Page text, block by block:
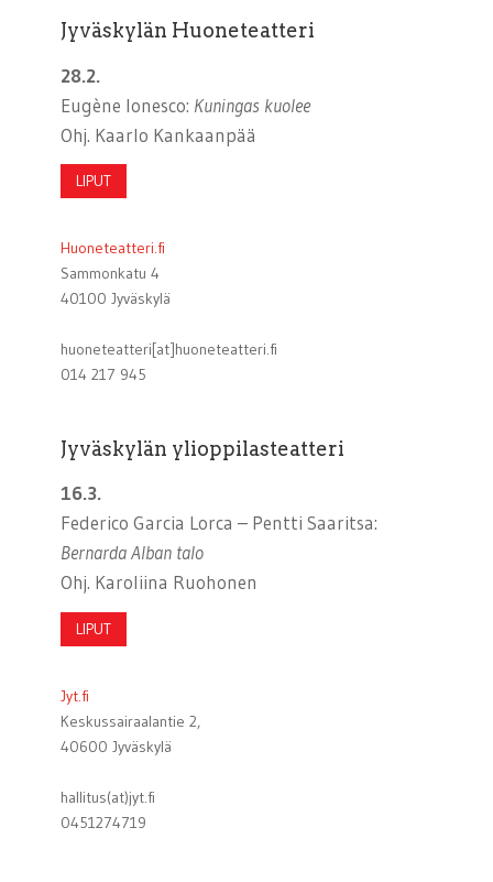
Jyväskylän Huoneteatteri
28.2.
Eugène Ionesco: Kuningas kuolee
Ohj. Kaarlo Kankaanpää
LIPUT
Huoneteatteri.fi
Sammonkatu 4
40100 Jyväskylä
huoneteatteri[at]huoneteatteri.fi
014 217 945
Jyväskylän ylioppilasteatteri
16.3.
Federico Garcia Lorca – Pentti Saaritsa:
Bernarda Alban talo
Ohj. Karoliina Ruohonen
LIPUT
Jyt.fi
Keskussairaalantie 2,
40600 Jyväskylä
hallitus(at)jyt.fi
0451274719